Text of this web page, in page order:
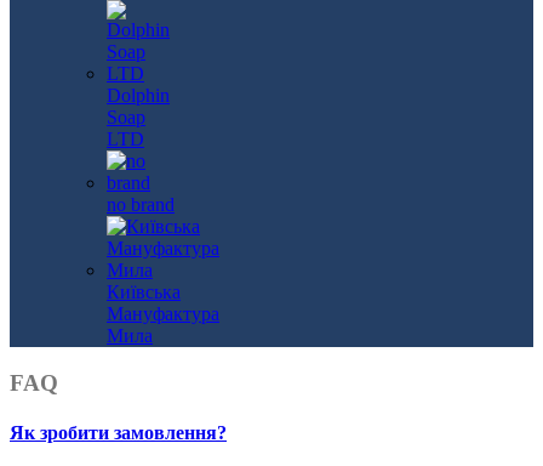
Dolphin
Soap
LTD
no brand
Київська
Мануфактура
Мила
FAQ
Як зробити замовлення?